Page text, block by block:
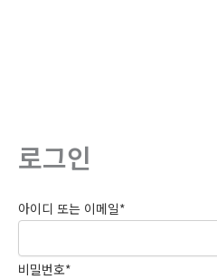
로그인
아이디 또는 이메일*
비밀번호*